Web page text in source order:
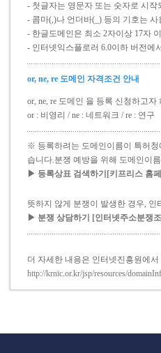
- 첫글자는 영문자 또는 숫자로 시
- 콤마(,)나 언더바(_) 등의 기호는
- 한글도메인은 최소 2자이상 17자
- 인터넷익스플로러 6.0이하 버전에
or, ne, re 도메인 자격조건 안내
or, ne, re 도메인 을 등록 신청하고
or : 비영리 / ne : 네트워크 / re : 연구
※ 등록하려는 도메인이름이 특허청
습니다.분쟁 예방을 위해 도메인이
▶ 등록상표 검색하기[키프리스 홈
뜻하지 않게 분쟁이 발생한 경우,
▶ 분쟁 상담하기 [인터넷주소분쟁
더 자세한 내용은 인터넷진흥원에
http://krnic.or.kr/jsp/resources/